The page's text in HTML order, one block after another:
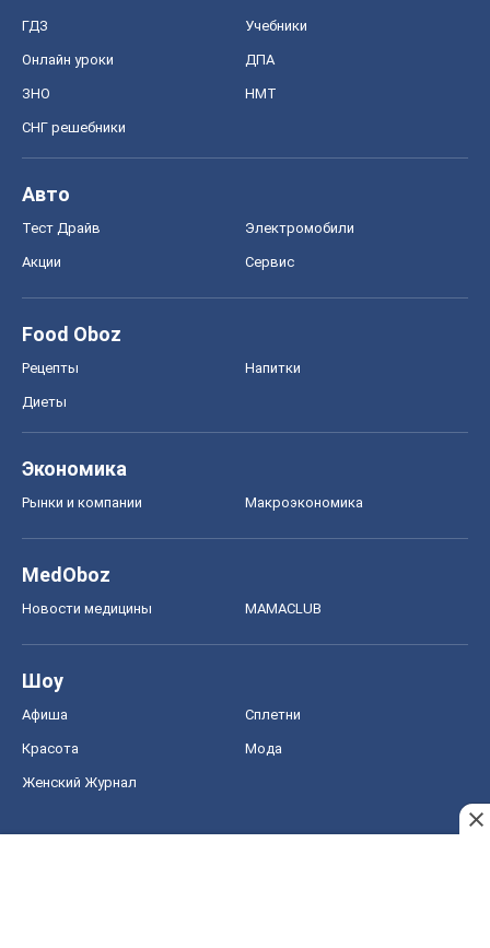
ГДЗ Учебники
Онлайн уроки ДПА
ЗНО НМТ
СНГ решебники
Авто
Тест Драйв Электромобили
Акции Сервис
Food Oboz
Рецепты Напитки
Диеты
Экономика
Рынки и компании Mакроэкономика
MedOboz
Новости медицины MAMACLUB
Шоу
Афиша Сплетни
Красота Мода
Женский Журнал